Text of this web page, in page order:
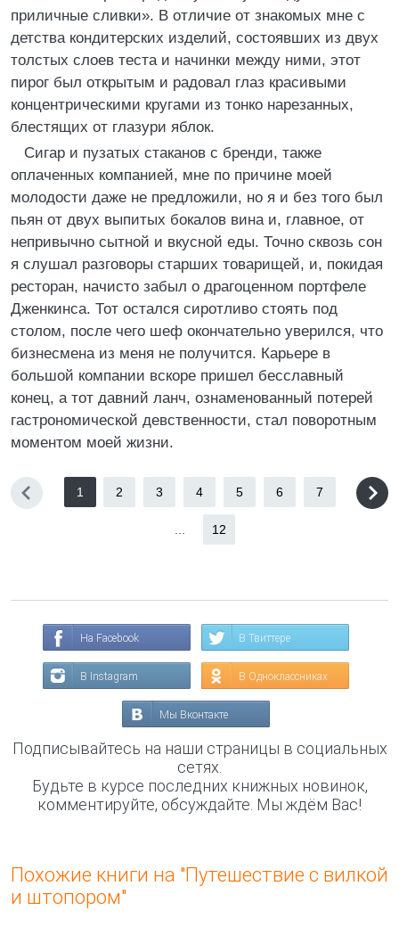
приличные сливки». В отличие от знакомых мне с
детства кондитерских изделий, состоявших из двух
толстых слоев теста и начинки между ними, этот
пирог был открытым и радовал глаз красивыми
концентрическими кругами из тонко нарезанных,
блестящих от глазури яблок.
Сигар и пузатых стаканов с бренди, также
оплаченных компанией, мне по причине моей
молодости даже не предложили, но я и без того был
пьян от двух выпитых бокалов вина и, главное, от
непривычно сытной и вкусной еды. Точно сквозь сон
я слушал разговоры старших товарищей, и, покидая
ресторан, начисто забыл о драгоценном портфеле
Дженкинса. Тот остался сиротливо стоять под
столом, после чего шеф окончательно уверился, что
бизнесмена из меня не получится. Карьере в
большой компании вскоре пришел бесславный
конец, а тот давний ланч, ознаменованный потерей
гастрономической девственности, стал поворотным
моментом моей жизни.
1 2 3 4 5 6 7
12
На Facebook В Твиттере
В Instagram В Одноклассниках
Мы Вконтакте
Подписывайтесь на наши страницы в социальных
сетях.
Будьте в курсе последних книжных новинок,
комментируйте, обсуждайте. Мы ждём Вас!
Похожие книги на "Путешествие с вилкой
и штопором"